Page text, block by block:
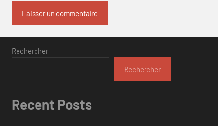
Rechercher
Rechercher
Recent Posts